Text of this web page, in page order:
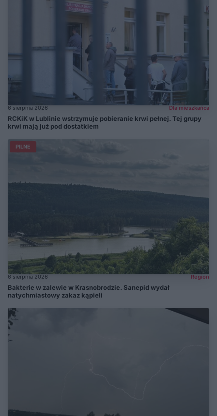
6 sierpnia 2026 Dla mieszkańca
RCKiK w Lublinie wstrzymuje pobieranie krwi pełnej. Tej grupy
krwi mają już pod dostatkiem
PILNE
6 sierpnia 2026 Region
Bakterie w zalewie w Krasnobrodzie. Sanepid wydał
natychmiastowy zakaz kąpieli